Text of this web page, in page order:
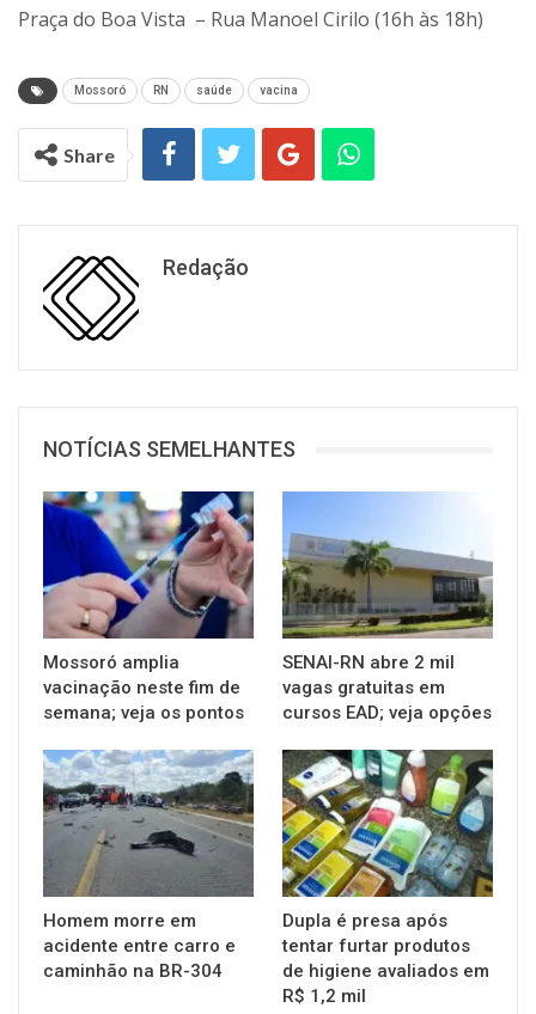
Praça do Boa Vista – Rua Manoel Cirilo (16h às 18h)
Mossoró RN saúde vacina
Share
Redação
NOTÍCIAS SEMELHANTES
Mossoró amplia
vacinação neste fim de
semana; veja os pontos
SENAI-RN abre 2 mil
vagas gratuitas em
cursos EAD; veja opções
Homem morre em
acidente entre carro e
caminhão na BR-304
Dupla é presa após
tentar furtar produtos
de higiene avaliados em
R$ 1,2 mil